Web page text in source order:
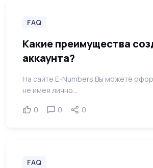
FAQ
Какие преимущества
аккаунта?
На сайте E-Numbers Вы можете
не имея лично...
0
0 0
FAQ